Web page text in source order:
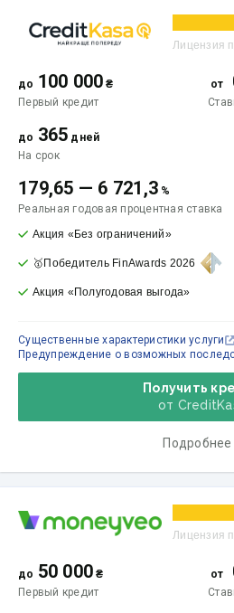
Лицензия
до 100 000 ₴
Первый кредит
от
до 365 дней
На срок
179,65 — 6 721,3 %
Реальная годовая процентная ставка
Получить
от
Подробнее
Акция «Без ограничений»
🥇Победитель FinAwards 2026
Акция «Полугодовая выгода»
Существенные характеристики услуги
Предупреждение о возможных
Лицензия
до 50 000 ₴
Первый кредит
от